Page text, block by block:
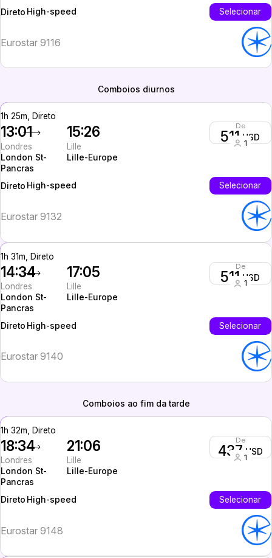
Direto High-speed Selecionar
Eurostar 9116
Comboios diurnos
1h 25m, Direto
13:01
Londres
London St-
Pancras
15:26
Lille
Lille-Europe
De
511 USD
1
Direto High-speed Selecionar
Eurostar 9132
1h 31m, Direto
14:34
Londres
London St-
Pancras
17:05
Lille
Lille-Europe
De
511 USD
1
Direto High-speed Selecionar
Eurostar 9140
Comboios ao fim da tarde
1h 32m, Direto
18:34
Londres
London St-
Pancras
21:06
Lille
Lille-Europe
De
437 USD
1
Direto High-speed Selecionar
Eurostar 9148